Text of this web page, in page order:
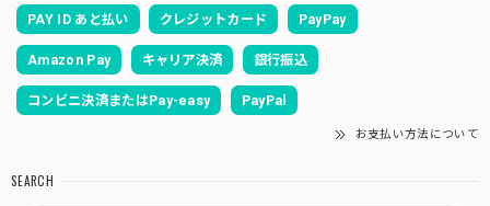
PAY ID あと払い クレジットカード PayPay
Amazon Pay キャリア決済 銀行振込
コンビニ決済またはPay-easy PayPal
お支払い方法について
SEARCH